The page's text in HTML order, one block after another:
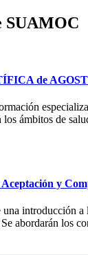
SUAMOC
de
ámbitos de
y
introducción
abordarán los